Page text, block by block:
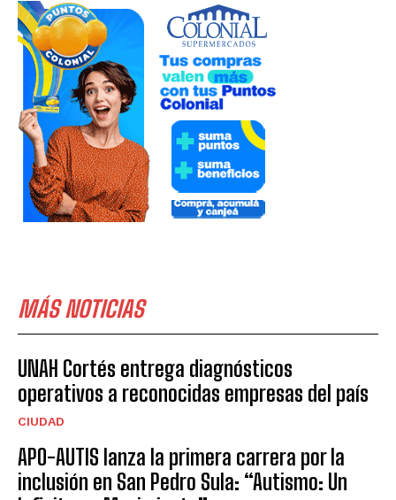
MÁS NOTICIAS
UNAH Cortés entrega diagnósticos
operativos a reconocidas empresas del país
CIUDAD
APO-AUTIS lanza la primera carrera por la
inclusión en San Pedro Sula: “Autismo: Un